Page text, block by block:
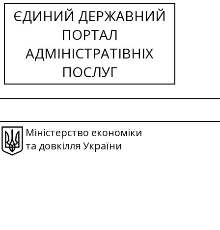
ЄДИНИЙ ДЕРЖАВНИЙ
ПОРТАЛ
АДМІНІСТРАТІВНІХ
ПОСЛУГ
Міністерство економіки
та довкілля України